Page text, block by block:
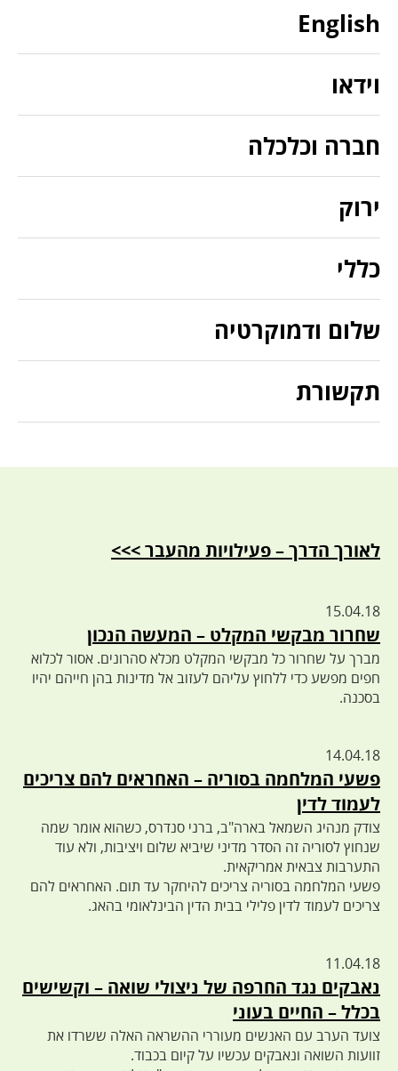
English
וידאו
חברה וכלכלה
ירוק
כללי
שלום ודמוקרטיה
תקשורת
לאורך הדרך – פעילויות מהעבר >>>
15.04.18
שחרור מבקשי המקלט – המעשה הנכון
מברך על שחרור כל מבקשי המקלט מכלא סהרונים. אסור לכלוא
חפים מפשע כדי ללחוץ עליהם לעזוב אל מדינות בהן חייהם יהיו
בסכנה.
14.04.18
פשעי המלחמה בסוריה – האחראים להם צריכים
לעמוד לדין
צודק מנהיג השמאל בארה"ב, ברני סנדרס, כשהוא אומר שמה
שנחוץ לסוריה זה הסדר מדיני שיביא שלום ויציבות, ולא עוד
התערבות צבאית אמריקאית.
פשעי המלחמה בסוריה צריכים להיחקר עד תום. האחראים להם
צריכים לעמוד לדין פלילי בבית הדין הבינלאומי בהאג.
11.04.18
נאבקים נגד החרפה של ניצולי שואה – וקשישים
בכלל – החיים בעוני
צועד הערב עם האנשים מעוררי ההשראה האלה ששרדו את
זוועות השואה ונאבקים עכשיו על קיום בכבוד.